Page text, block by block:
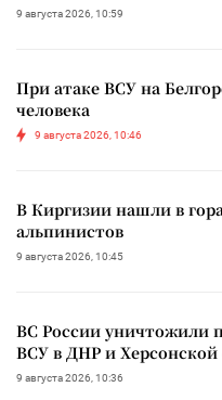
9 августа 2026, 10:59
При атаке ВСУ на
человека
9 августа 2026, 10:46
В Киргизии нашли в
альпинистов
9 августа 2026, 10:45
ВС России уничтожили
ВСУ в ДНР и Херсонской
9 августа 2026, 10:36